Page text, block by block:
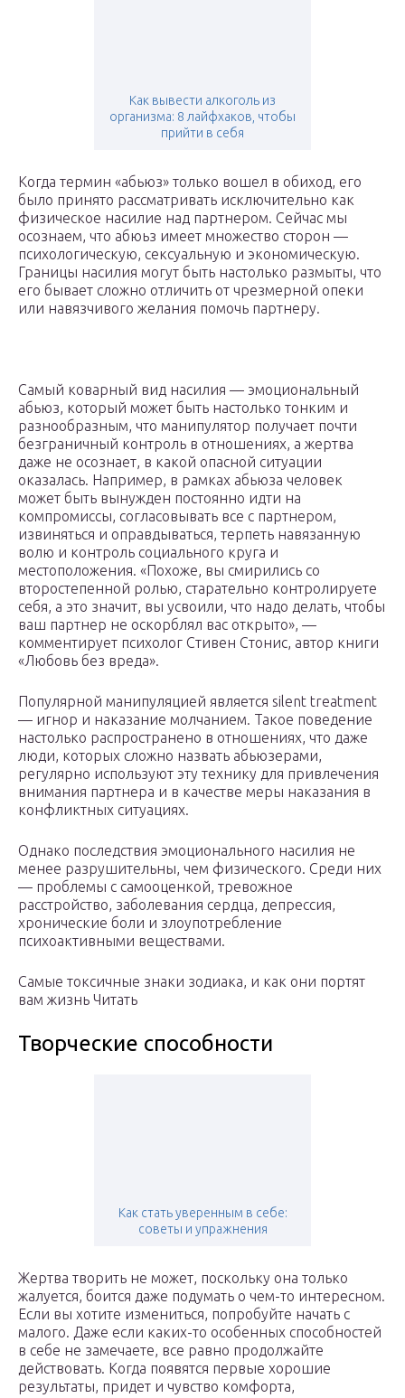
Как вывести алкоголь из
организма: 8 лайфхаков, чтобы
прийти в себя
Когда термин «абьюз» только вошел в обиход, его
было принято рассматривать исключительно как
физическое насилие над партнером. Сейчас мы
осознаем, что абюьз имеет множество сторон —
психологическую, сексуальную и экономическую.
Границы насилия могут быть настолько размыты, что
его бывает сложно отличить от чрезмерной опеки
или навязчивого желания помочь партнеру.
Самый коварный вид насилия — эмоциональный
абьюз, который может быть настолько тонким и
разнообразным, что манипулятор получает почти
безграничный контроль в отношениях, а жертва
даже не осознает, в какой опасной ситуации
оказалась. Например, в рамках абьюза человек
может быть вынужден постоянно идти на
компромиссы, согласовывать все с партнером,
извиняться и оправдываться, терпеть навязанную
волю и контроль социального круга и
местоположения. «Похоже, вы смирились со
второстепенной ролью, старательно контролируете
себя, а это значит, вы усвоили, что надо делать, чтобы
ваш партнер не оскорблял вас открыто», —
комментирует психолог Стивен Стонис, автор книги
«Любовь без вреда».
Популярной манипуляцией является silent treatment
— игнор и наказание молчанием. Такое поведение
настолько распространено в отношениях, что даже
люди, которых сложно назвать абьюзерами,
регулярно используют эту технику для привлечения
внимания партнера и в качестве меры наказания в
конфликтных ситуациях.
Однако последствия эмоционального насилия не
менее разрушительны, чем физического. Среди них
— проблемы с самооценкой, тревожное
расстройство, заболевания сердца, депрессия,
хронические боли и злоупотребление
психоактивными веществами.
Самые токсичные знаки зодиака, и как они портят
вам жизнь Читать
Творческие способности
Как стать уверенным в себе:
советы и упражнения
Жертва творить не может, поскольку она только
жалуется, боится даже подумать о чем-то интересном.
Если вы хотите измениться, попробуйте начать с
малого. Даже если каких-то особенных способностей
в себе не замечаете, все равно продолжайте
действовать. Когда появятся первые хорошие
результаты, придет и чувство комфорта,